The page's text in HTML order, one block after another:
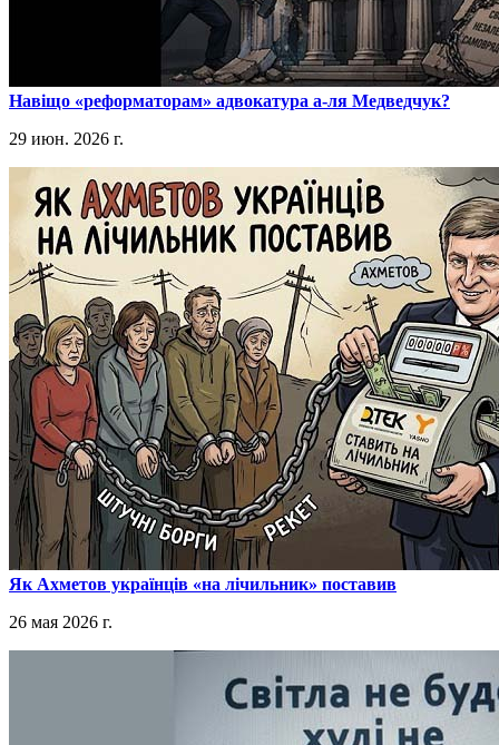
​Навіщо «реформаторам» адвокатура а-ля Медведчук?
29 июн. 2026 г.
​Як Ахметов українців «на лічильник» поставив
26 мая 2026 г.